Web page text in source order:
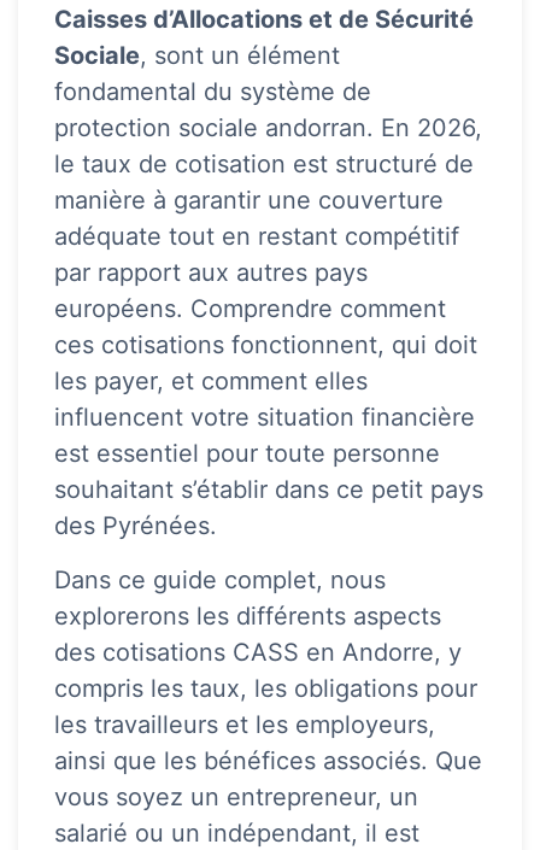
Caisses d’Allocations et de Sécurité
Sociale, sont un élément
fondamental du système de
protection sociale andorran. En 2026,
le taux de cotisation est structuré de
manière à garantir une couverture
adéquate tout en restant compétitif
par rapport aux autres pays
européens. Comprendre comment
ces cotisations fonctionnent, qui doit
les payer, et comment elles
influencent votre situation financière
est essentiel pour toute personne
souhaitant s’établir dans ce petit pays
des Pyrénées.
Dans ce guide complet, nous
explorerons les différents aspects
des cotisations CASS en Andorre, y
compris les taux, les obligations pour
les travailleurs et les employeurs,
ainsi que les bénéfices associés. Que
vous soyez un entrepreneur, un
salarié ou un indépendant, il est